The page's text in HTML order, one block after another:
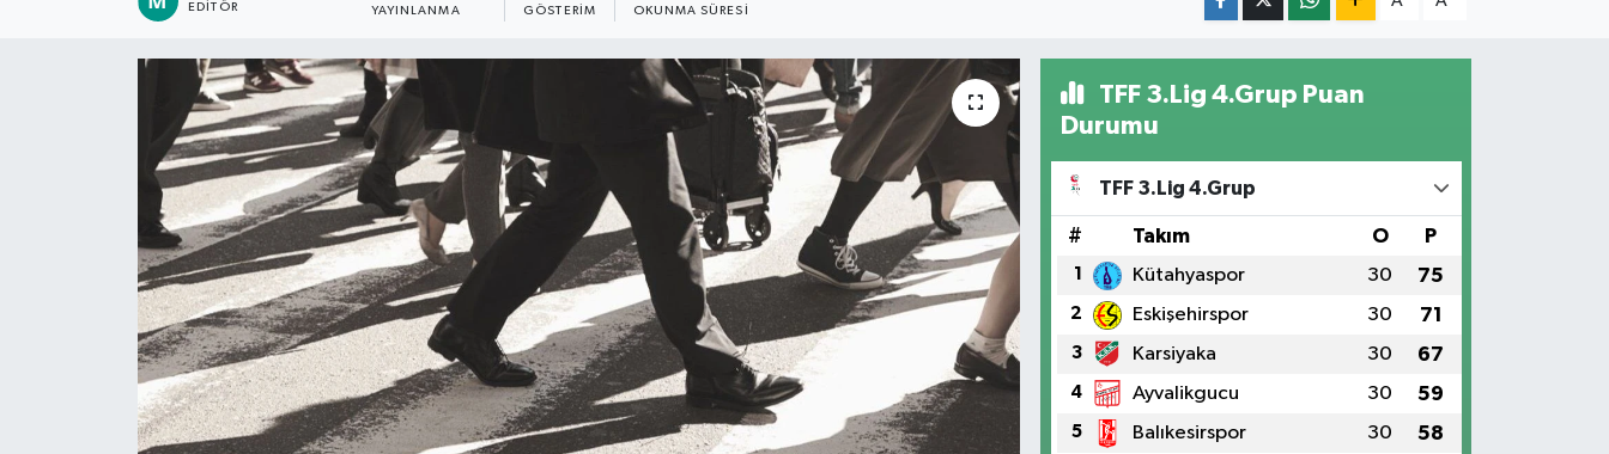
EDITÖR YAYINLANMA GÖSTERIM OKUNMA SÜRESI
TFF 3.Lig 4.Grup Puan
Durumu
TFF 3.Lig 4.Grup
# Takım O P
1 Kütahyaspor 30 75
2 Eskişehirspor 30 71
3 Karsiyaka 30 67
4 Ayvalikgucu 30 59
5 Balıkesirspor 30 58